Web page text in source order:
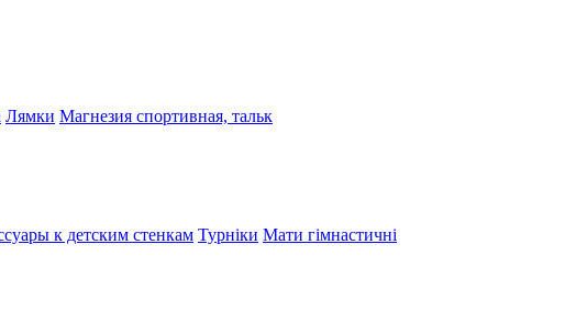
Лямки Магнезия спортивная, тальк
к детским стенкам Турніки Мати гімнастичні